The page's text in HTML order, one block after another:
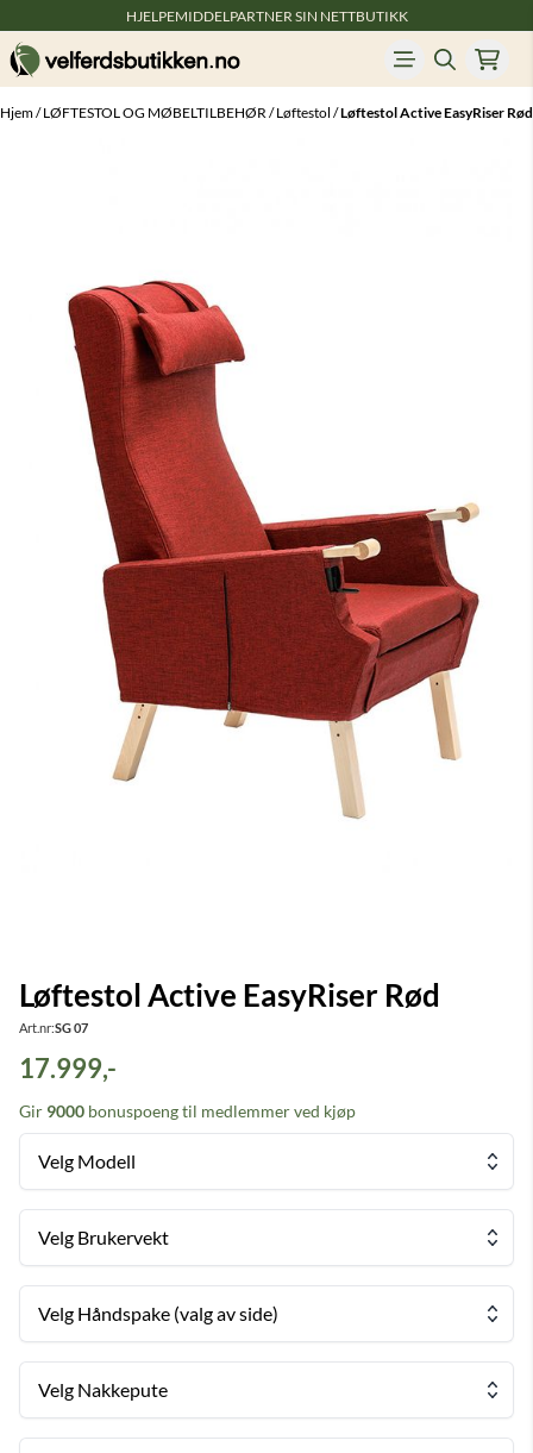
Hopp til innholdHJELPEMIDDELPARTNER SIN NETTBUTIKK
Hjem/LØFTESTOL OG MØBELTILBEHØR /Løftestol /Løftestol Active EasyRiser Rød
Løftestol Active EasyRiser Rød
Art.nr:SG 07
17.999,-
Gir 9000 bonuspoeng til medlemmer ved kjøp
Velg Modell
Velg Brukervekt
Velg Håndspake (valg av side)
Velg Nakkepute